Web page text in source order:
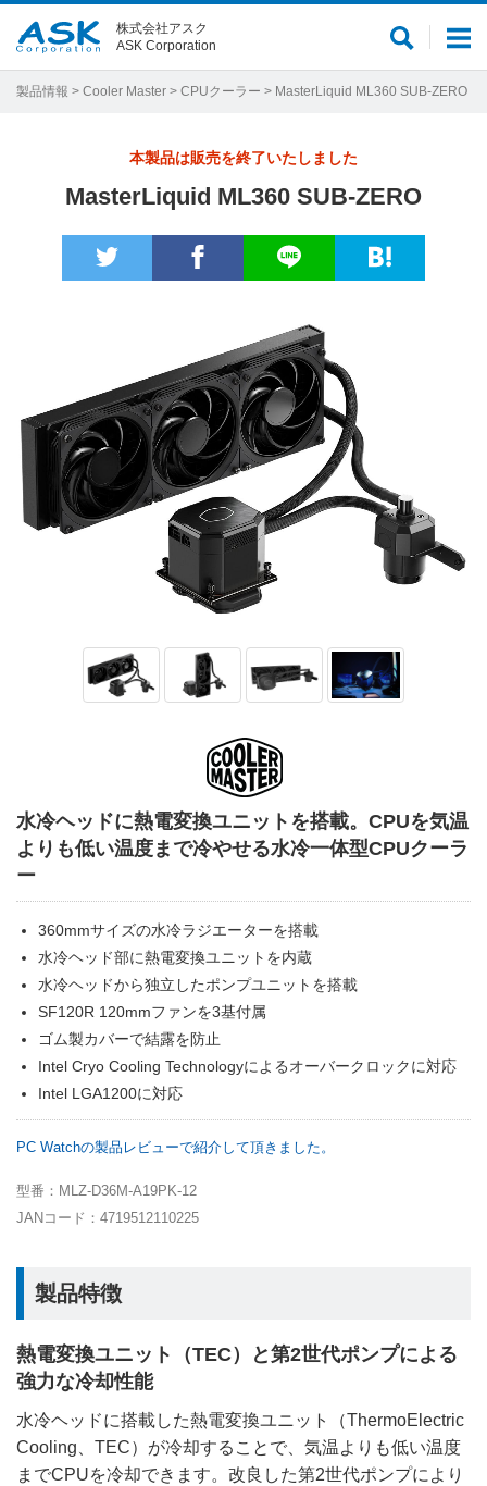
メ
ュ
サ
ト
株式会社アスク
ASK Corporation
製品情報 > Cooler Master > CPUクーラー > MasterLiquid ML360 SUB-ZERO
本製品は販売を終了いたしました
MasterLiquid ML360 SUB-ZERO
水冷ヘッドに熱電変換ユニットを搭載。CPUを気温
よりも低い温度まで冷やせる水冷一体型CPUクーラ
ー
360mmサイズの水冷ラジエーターを搭載
水冷ヘッド部に熱電変換ユニットを内蔵
水冷ヘッドから独立したポンプユニットを搭載
SF120R 120mmファンを3基付属
ゴム製カバーで結露を防止
Intel Cryo Cooling Technologyによるオーバークロックに対応
Intel LGA1200に対応
PC Watchの製品レビューで紹介して頂きました。
型番：MLZ-D36M-A19PK-12
JANコード：4719512110225
製品特徴
熱電変換ユニット（TEC）と第2世代ポンプによる
強力な冷却性能
水冷ヘッドに搭載した熱電変換ユニット（ThermoElectric
Cooling、TEC）が冷却することで、気温よりも低い温度
までCPUを冷却できます。改良した第2世代ポンプにより